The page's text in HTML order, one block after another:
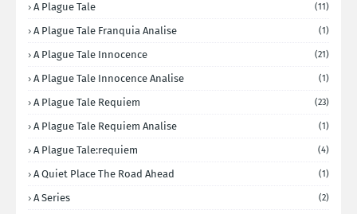
A Plague Tale (11)
A Plague Tale Franquia Analise (1)
A Plague Tale Innocence (21)
A Plague Tale Innocence Analise (1)
A Plague Tale Requiem (23)
A Plague Tale Requiem Analise (1)
A Plague Tale:requiem (4)
A Quiet Place The Road Ahead (1)
A Series (2)